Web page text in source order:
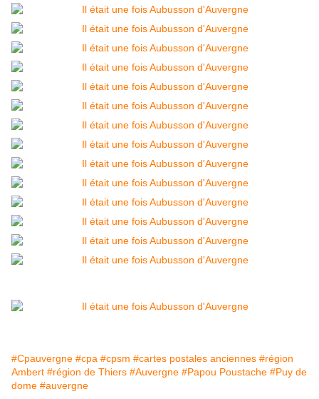
#Cpauvergne #cpa #cpsm #cartes postales anciennes #région
Ambert #région de Thiers #Auvergne #Papou Poustache #Puy de
dome #auvergne